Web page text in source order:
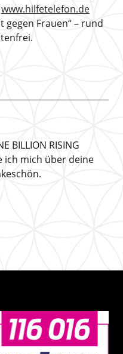
www.hilfetelefon.de
gegen Frauen“ – rund
BILLION RISING
mich über deine